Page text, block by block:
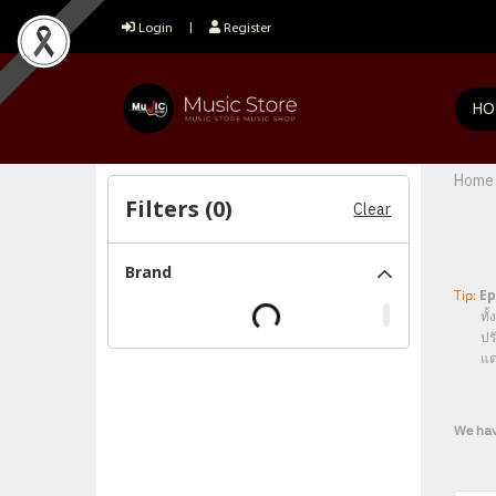
Login Register
Home
Tip:
ทั้งใ
ปรับ
แต่อ
We
Filters (0) Clear
Brand